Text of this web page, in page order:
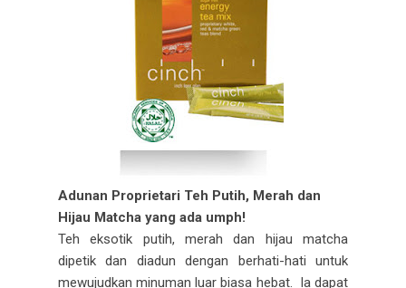
Adunan Proprietari Teh Putih, Merah dan
Hijau Matcha yang ada umph!
Teh eksotik putih, merah dan hijau matcha
dipetik dan diadun dengan berhati-hati untuk
mewujudkan minuman luar biasa hebat. Ia dapat